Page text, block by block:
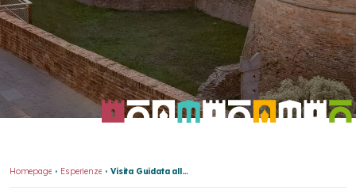
Homepage Esperienze Visita Guidata alla Rocca e al Museo del Paesaggio dell'Appennino Faentino - Rocca di Riolo